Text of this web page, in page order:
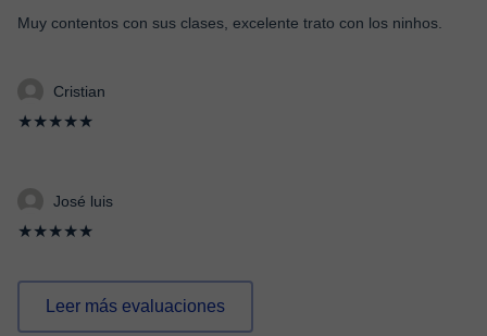
Muy contentos con sus clases, excelente trato con los ninhos.
Cristian
★★★★★
José luis
★★★★★
Leer más evaluaciones